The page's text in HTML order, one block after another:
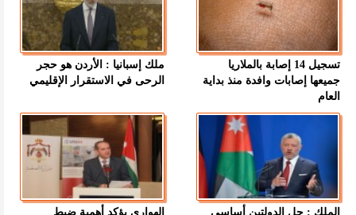
تسجيل 14 إصابة بالملاريا
جميعها إصابات وافدة منذ بداية
العام
ملك إسبانيا : الأردن هو حجر
الرحى في الاستقرار الإقليمي
الملك : حل الدولتين أساسي
الهواري يؤكد أهمية ضبط